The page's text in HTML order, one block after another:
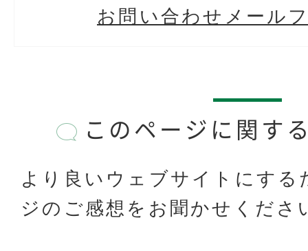
お問い合わせメール
このページに関す
より良いウェブサイトにする
ジのご感想をお聞かせくださ